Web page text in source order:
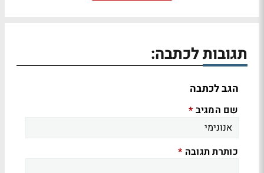
תגובות לכתבה:
הגב לכתבה
שם המגיב *
כותרת תגובה *